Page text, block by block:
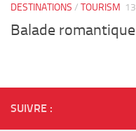
DESTINATIONS / TOURISM
Balade
SUIVRE :